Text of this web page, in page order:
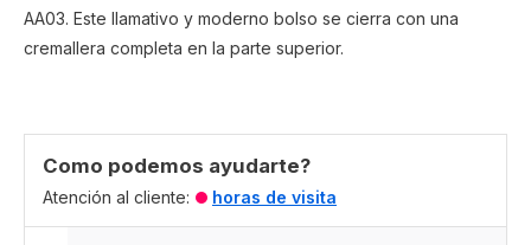
AA03. Este llamativo y moderno bolso se cierra con una
cremallera completa en la parte superior.
Como podemos ayudarte?
Atención al cliente: horas de visita